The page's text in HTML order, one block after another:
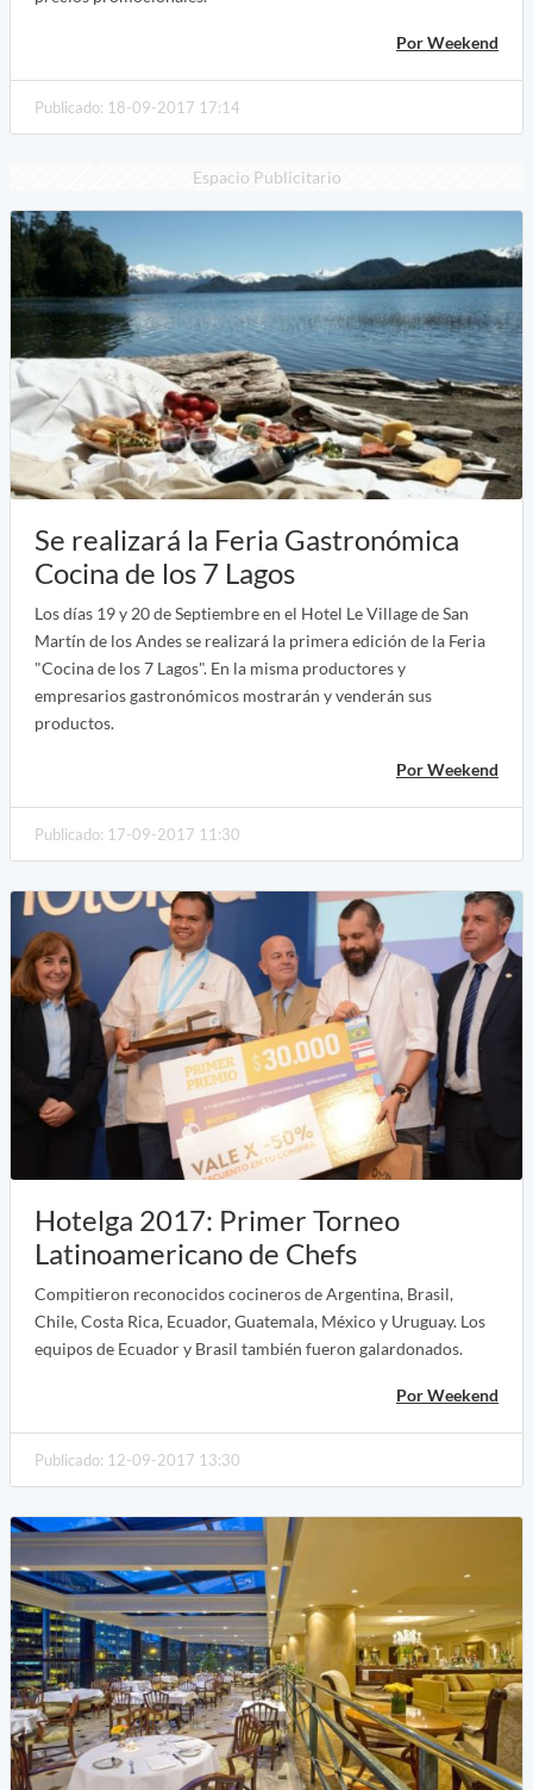
Por Weekend
Publicado: 18-09-2017 17:14
Espacio Publicitario
Se realizará la Feria Gastronómica
Cocina de los 7 Lagos
Los días 19 y 20 de Septiembre en el Hotel Le Village de San
Martín de los Andes se realizará la primera edición de la Feria
"Cocina de los 7 Lagos". En la misma productores y
empresarios gastronómicos mostrarán y venderán sus
productos.
Por Weekend
Publicado: 17-09-2017 11:30
Hotelga 2017: Primer Torneo
Latinoamericano de Chefs
Compitieron reconocidos cocineros de Argentina, Brasil,
Chile, Costa Rica, Ecuador, Guatemala, México y Uruguay. Los
equipos de Ecuador y Brasil también fueron galardonados.
Por Weekend
Publicado: 12-09-2017 13:30